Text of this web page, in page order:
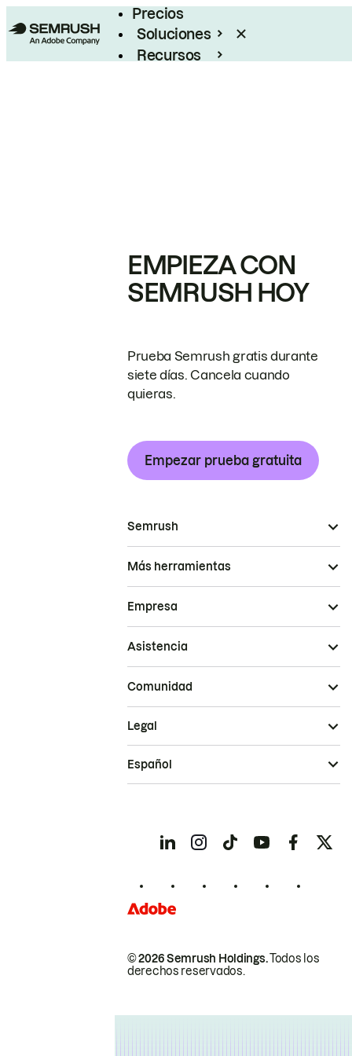
Precios
Soluciones
Recursos
EMPIEZA CON
SEMRUSH HOY
Prueba Semrush gratis durante
siete días. Cancela cuando
quieras.
Empezar prueba gratuita
Semrush
Más herramientas
Empresa
Asistencia
Comunidad
© 2026 Semrush Holdings.Todos los
derechos reservados.
Legal
Español